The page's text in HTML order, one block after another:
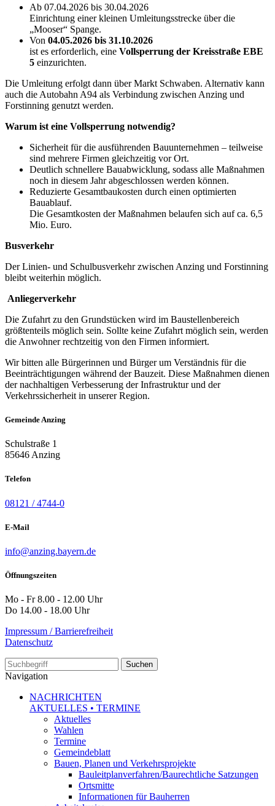
Ab 07.04.2026 bis 30.04.2026
Einrichtung einer kleinen Umleitungsstrecke über die
„Mooser“ Spange.
Von 04.05.2026 bis 31.10.2026
ist es erforderlich, eine Vollsperrung der Kreisstraße EBE
5 einzurichten.
Die Umleitung erfolgt dann über Markt Schwaben. Alternativ kann
auch die Autobahn A94 als Verbindung zwischen Anzing und
Forstinning genutzt werden.
Warum ist eine Vollsperrung notwendig?
Sicherheit für die ausführenden Bauunternehmen – teilweise
sind mehrere Firmen gleichzeitig vor Ort.
Deutlich schnellere Bauabwicklung, sodass alle Maßnahmen
noch in diesem Jahr abgeschlossen werden können.
Reduzierte Gesamtbaukosten durch einen optimierten
Bauablauf.
Die Gesamtkosten der Maßnahmen belaufen sich auf ca. 6,5
Mio. Euro.
Busverkehr
Der Linien- und Schulbusverkehr zwischen Anzing und Forstinning
bleibt weiterhin möglich.
Anliegerverkehr
Die Zufahrt zu den Grundstücken wird im Baustellenbereich
größtenteils möglich sein. Sollte keine Zufahrt möglich sein, werden
die Anwohner rechtzeitig von den Firmen informiert.
Wir bitten alle Bürgerinnen und Bürger um Verständnis für die
Beeinträchtigungen während der Bauzeit. Diese Maßnahmen dienen
der nachhaltigen Verbesserung der Infrastruktur und der
Verkehrssicherheit in unserer Region.
Gemeinde Anzing
Schulstraße 1
85646 Anzing
Telefon
08121 / 4744-0
E-Mail
info@anzing.bayern.de
Öffnungszeiten
Mo - Fr 8.00 - 12.00 Uhr
Do 14.00 - 18.00 Uhr
Impressum / Barrierefreiheit
Datenschutz
Suche
Navigation
NACHRICHTEN
AKTUELLES • TERMINE
Aktuelles
Wahlen
Termine
Gemeindeblatt
Bauen, Planen und Verkehrsprojekte
Bauleitplanverfahren/Baurechtliche Satzungen
Ortsmitte
Informationen für Bauherren